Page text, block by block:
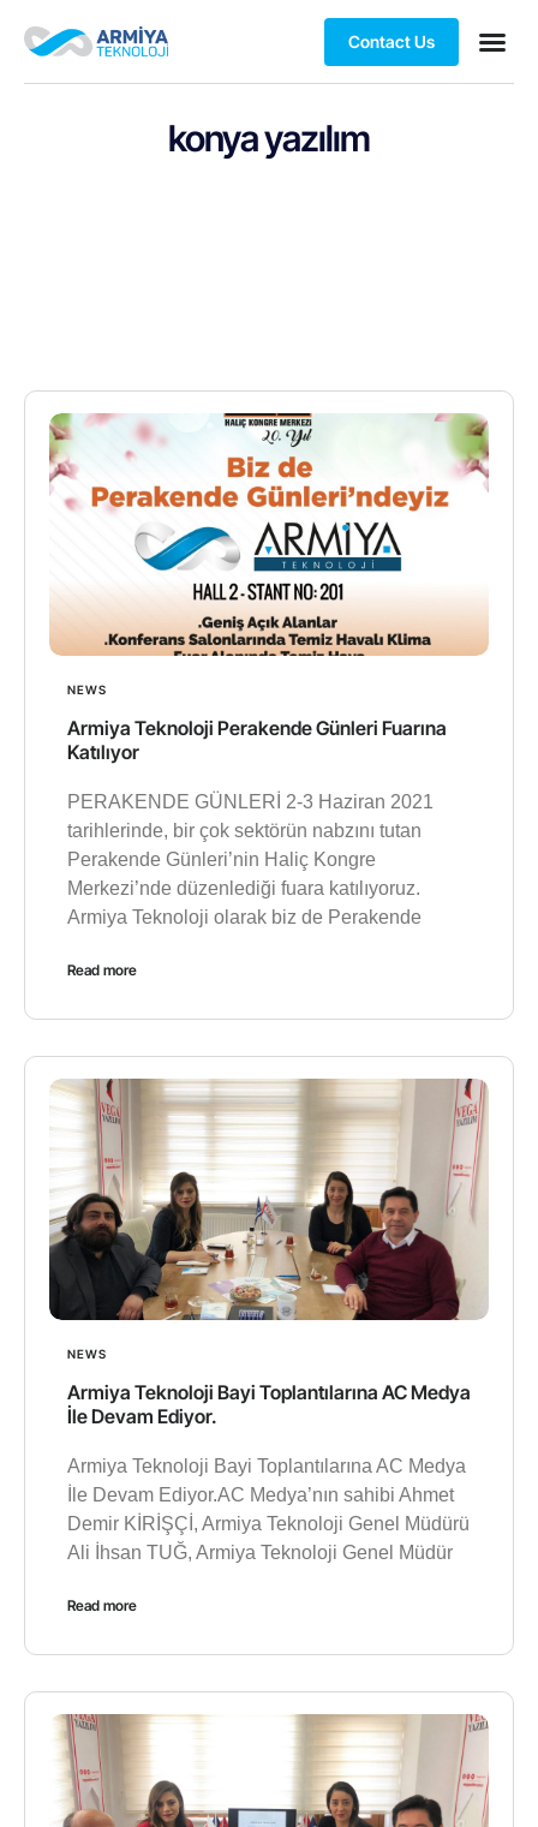
Contact Us
konya yazılım
NEWS
Armiya Teknoloji Perakende Günleri Fuarına
Katılıyor
PERAKENDE GÜNLERİ 2-3 Haziran 2021
tarihlerinde, bir çok sektörün nabzını tutan
Perakende Günleri’nin Haliç Kongre
Merkezi’nde düzenlediği fuara katılıyoruz.
Armiya Teknoloji olarak biz de Perakende
Read more
NEWS
Armiya Teknoloji Bayi Toplantılarına AC Medya
İle Devam Ediyor.
Armiya Teknoloji Bayi Toplantılarına AC Medya
İle Devam Ediyor.AC Medya’nın sahibi Ahmet
Demir KİRİŞÇİ, Armiya Teknoloji Genel Müdürü
Ali İhsan TUĞ, Armiya Teknoloji Genel Müdür
Read more